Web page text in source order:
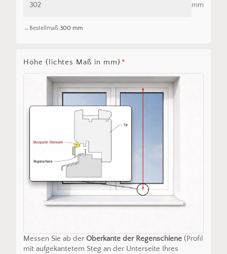
mm
Bestellmaß:300 mm
Höhe (lichtes Maß in mm) *
Messen Sie ab der Oberkante der Regenschiene(Profil
mit aufgekantetem Steg an der Unterseite Ihres